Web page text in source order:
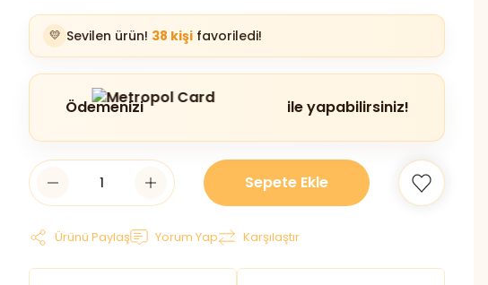
💛 Sevilen ürün! 38 kişi favoriledi!
Ödemenizi ile yapabilirsiniz!
Sepete Ekle
Ürünü Paylaş Yorum Yap Karşılaştır